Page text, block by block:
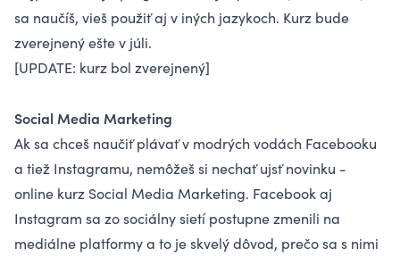
sa naučíš, vieš použiť aj v iných jazykoch. Kurz bude
zverejnený ešte v júli.
[UPDATE: kurz bol zverejnený]
Social Media Marketing
Ak sa chceš naučiť plávať v modrých vodách Facebooku
a tiež Instagramu, nemôžeš si nechať ujsť novinku -
online kurz Social Media Marketing. Facebook aj
Instagram sa zo sociálny sietí postupne zmenili na
mediálne platformy a to je skvelý dôvod, prečo sa s nimi